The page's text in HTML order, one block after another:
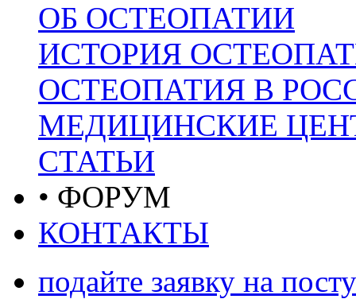
ОБ ОСТЕОПАТИИ
ИСТОРИЯ
ОСТЕОПАТИЯ В
МЕДИЦИНСКИЕ
СТАТЬИ
• ФОРУМ
КОНТАКТЫ
подайте заявку на